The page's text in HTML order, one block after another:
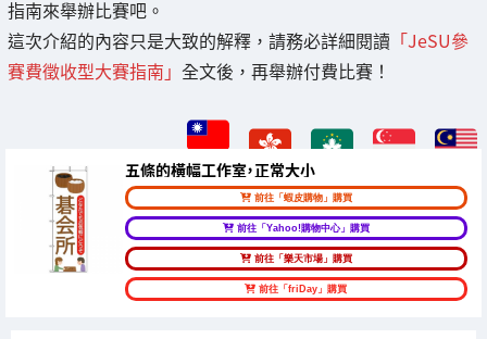
指南來舉辦比賽吧。
這次介紹的內容只是大致的解釋，請務必詳細閱讀 「JeSU參
賽費徵收型大賽指南」 全文後，再舉辦付費比賽！
五條的橫幅工作室，正常大小
前往「蝦皮購物」購買
前往「Yahoo!購物中心」購買
前往「樂天市場」購買
前往「friDay」購買